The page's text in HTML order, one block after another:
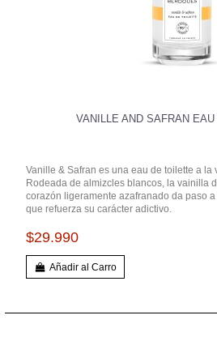
VANILLE AND SAFRAN
Vanille & Safran es una eau de toilette a la
Rodeada de almizcles blancos, la vainilla
corazón ligeramente azafranado da paso
que refuerza su carácter adictivo.
$29.990
Añadir al Carro